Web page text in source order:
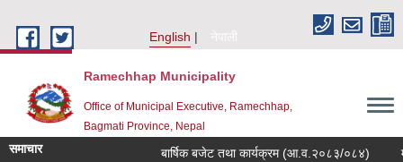
English
नेपाली
Ramechhap Municipality
Office of Municipal Executive, Ramechhap,
Bagmati Province, Nepal
समाचार बार्षिक बजेट तथा कार्यक्रम (आ.व.२०८३/०८४)